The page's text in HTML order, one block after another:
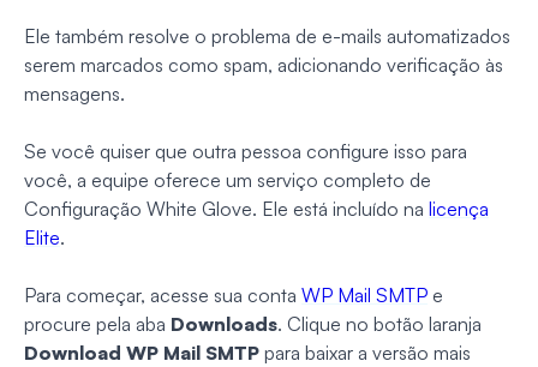
Ele também resolve o problema de e-mails automatizados
serem marcados como spam, adicionando verificação às
mensagens.
Se você quiser que outra pessoa configure isso para
você, a equipe oferece um serviço completo de
Configuração White Glove. Ele está incluído na licença
Elite.
Para começar, acesse sua conta WP Mail SMTP e
procure pela aba Downloads. Clique no botão laranja
Download WP Mail SMTP para baixar a versão mais